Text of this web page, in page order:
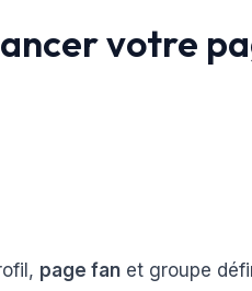
votre
page fan et groupe